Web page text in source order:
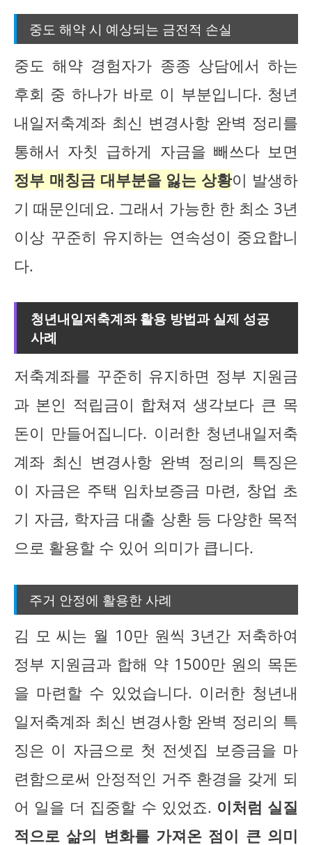
중도 해약 시 예상되는 금전적 손실
중도 해약 경험자가 종종 상담에서 하는
후회 중 하나가 바로 이 부분입니다. 청년
내일저축계좌 최신 변경사항 완벽 정리를
통해서 자칫 급하게 자금을 빼쓰다 보면
정부 매칭금 대부분을 잃는 상황이 발생하
기 때문인데요. 그래서 가능한 한 최소 3년
이상 꾸준히 유지하는 연속성이 중요합니
다.
청년내일저축계좌 활용 방법과 실제 성공
사례
저축계좌를 꾸준히 유지하면 정부 지원금
과 본인 적립금이 합쳐져 생각보다 큰 목
돈이 만들어집니다. 이러한 청년내일저축
계좌 최신 변경사항 완벽 정리의 특징은
이 자금은 주택 임차보증금 마련, 창업 초
기 자금, 학자금 대출 상환 등 다양한 목적
으로 활용할 수 있어 의미가 큽니다.
주거 안정에 활용한 사례
김 모 씨는 월 10만 원씩 3년간 저축하여
정부 지원금과 합해 약 1500만 원의 목돈
을 마련할 수 있었습니다. 이러한 청년내
일저축계좌 최신 변경사항 완벽 정리의 특
징은 이 자금으로 첫 전셋집 보증금을 마
련함으로써 안정적인 거주 환경을 갖게 되
어 일을 더 집중할 수 있었죠. 이처럼 실질
적으로 삶의 변화를 가져온 점이 큰 의미